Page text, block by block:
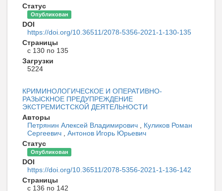
Статус
Опубликован
DOI
https://doi.org/10.36511/2078-5356-2021-1-130-135
Страницы
с 130 по 135
Загрузки
5224
КРИМИНОЛОГИЧЕСКОЕ И ОПЕРАТИВНО-
РАЗЫСКНОЕ ПРЕДУПРЕЖДЕНИЕ
ЭКСТРЕМИСТСКОЙ ДЕЯТЕЛЬНОСТИ
Авторы
Петрянин Алексей Владимирович
Куликов Роман
Сергеевич
Антонов Игорь Юрьевич
Статус
Опубликован
DOI
https://doi.org/10.36511/2078-5356-2021-1-136-142
Страницы
с 136 по 142